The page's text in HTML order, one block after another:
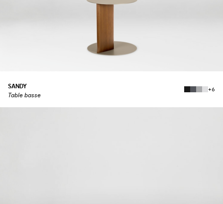
SANDY
Table basse
+6